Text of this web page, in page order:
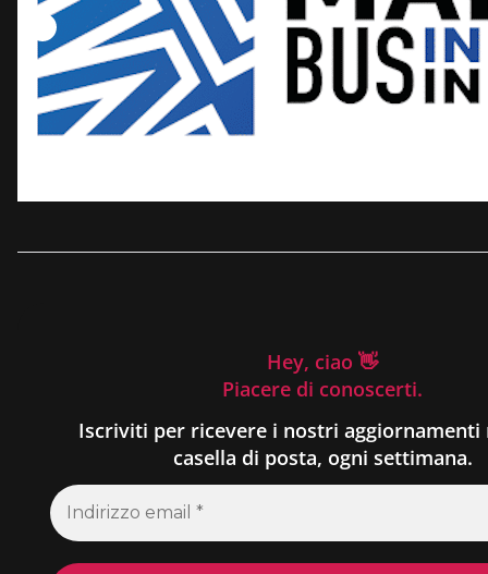
Hey, ciao 👋
Piacere di conoscerti.
Iscriviti per ricevere i nostri aggiornamenti
casella di posta, ogni settimana.